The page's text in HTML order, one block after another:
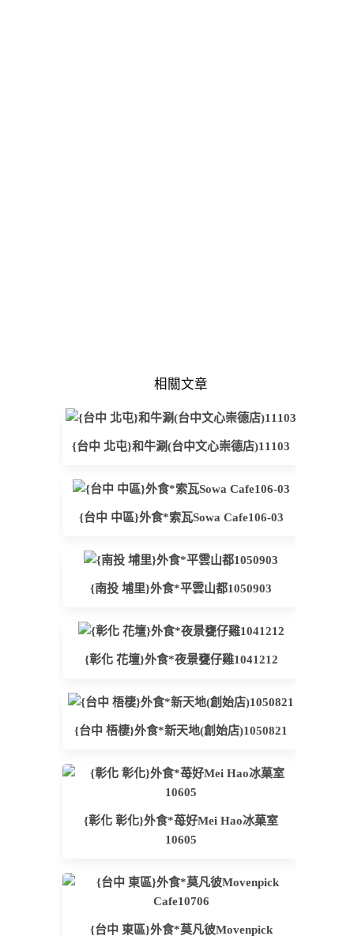
相關文章
{台中 北屯}和牛涮(台中文心崇德店)11103
{台中 中區}外食*索瓦Sowa Cafe106-03
{南投 埔里}外食*平雲山都1050903
{彰化 花壇}外食*夜景甕仔雞1041212
{台中 梧棲}外食*新天地(創始店)1050821
{彰化 彰化}外食*苺好Mei Hao冰菓室
10605
{台中 東區}外食*莫凡彼Movenpick